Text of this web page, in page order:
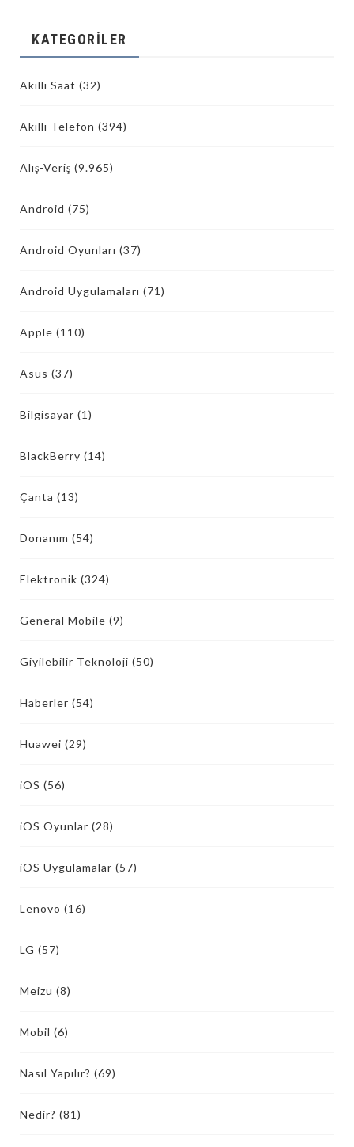
KATEGORILER
Akıllı Saat (32)
Akıllı Telefon (394)
Alış-Veriş (9.965)
Android (75)
Android Oyunları (37)
Android Uygulamaları (71)
Apple (110)
Asus (37)
Bilgisayar (1)
BlackBerry (14)
Çanta (13)
Donanım (54)
Elektronik (324)
General Mobile (9)
Giyilebilir Teknoloji (50)
Haberler (54)
Huawei (29)
iOS (56)
iOS Oyunlar (28)
iOS Uygulamalar (57)
Lenovo (16)
LG (57)
Meizu (8)
Mobil (6)
Nasıl Yapılır? (69)
Nedir? (81)